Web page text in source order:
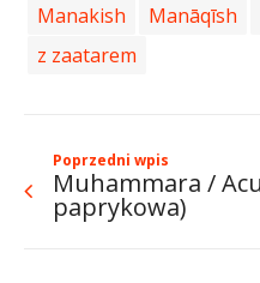
Manakish
Manāqīsh
z zaatarem
Poprzedni wpis
Muhammara /
paprykowa)